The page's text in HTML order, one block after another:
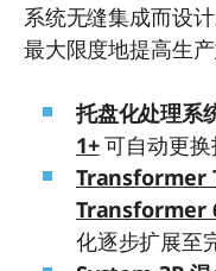
系统无缝集成而设
最大限度地提高生产
托盘化处理系
1+可自动更换
Transformer
Transformer
化逐步扩展至